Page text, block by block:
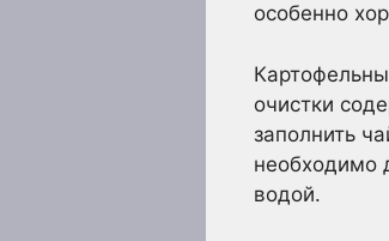
особенно
очистки
заполнить
необходимо
водой.